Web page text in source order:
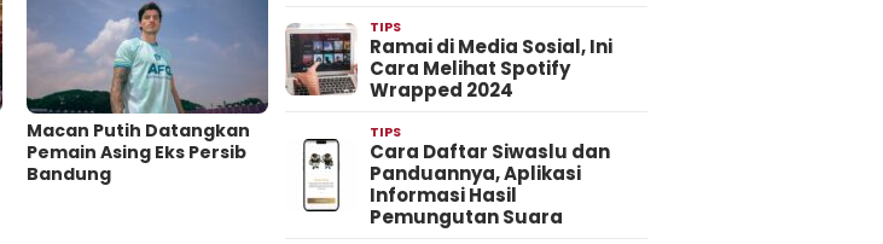
Macan Putih Datangkan
Pemain Asing Eks Persib
Bandung
TIPS
Ramai di Media Sosial, Ini
Cara Melihat Spotify
Wrapped 2024
TIPS
Cara Daftar Siwaslu dan
Panduannya, Aplikasi
Informasi Hasil
Pemungutan Suara